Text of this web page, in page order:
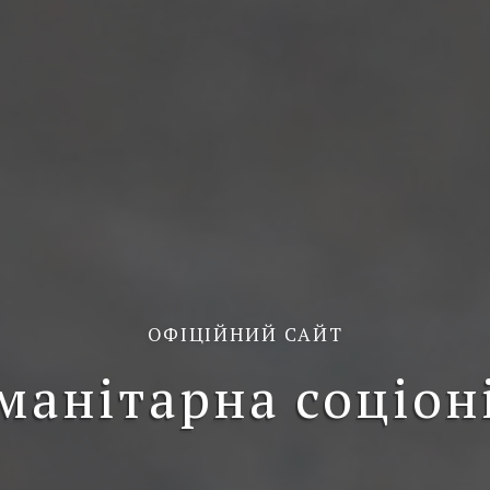
ОФІЦІЙНИЙ САЙТ